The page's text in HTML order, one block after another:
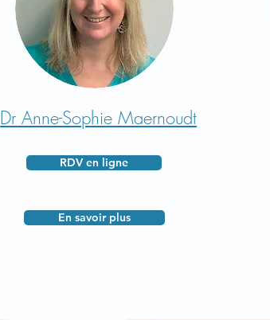
Dr Anne-Sophie Maernoudt
RDV en ligne
En savoir plus